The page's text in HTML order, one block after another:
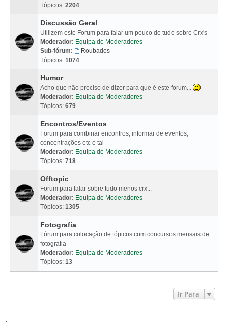
Tópicos: 2204
Discussão Geral
Utilizem este Forum para falar um pouco de tudo sobre Crx's
Moderador: Equipa de Moderadores
Sub-fórum:
Roubados
Tópicos: 1074
Humor
Acho que não preciso de dizer para que é este forum...
Moderador: Equipa de Moderadores
Tópicos: 679
Encontros/Eventos
Forum para combinar encontros, informar de eventos,
concentrações etc e tal
Moderador: Equipa de Moderadores
Tópicos: 718
Offtopic
Forum para falar sobre tudo menos crx...
Moderador: Equipa de Moderadores
Tópicos: 1305
Fotografia
Fórum para colocação de tópicos com concursos mensais de
fotografia
Moderador: Equipa de Moderadores
Tópicos: 13
Ir Para